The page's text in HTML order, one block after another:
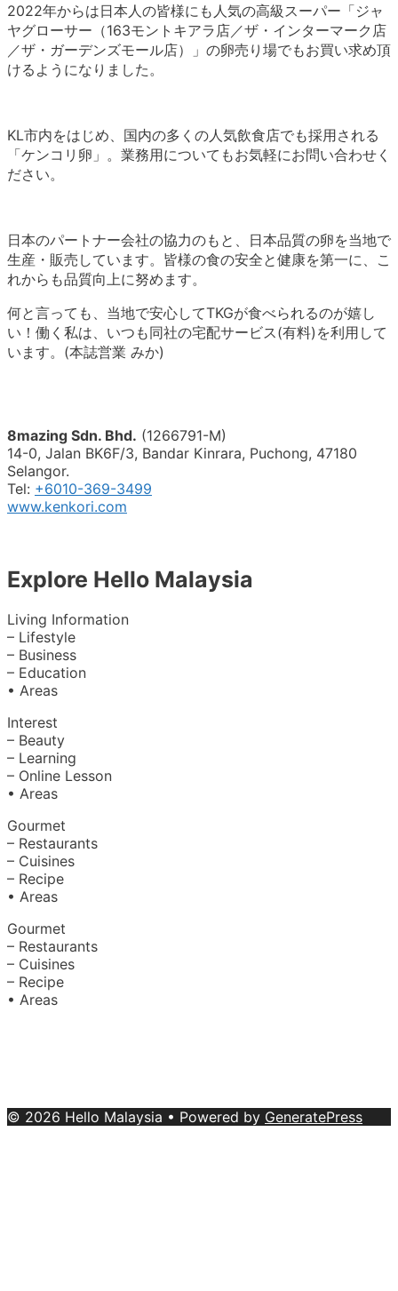
2022年からは日本人の皆様にも人気の高級スーパー「ジャ
ヤグローサー（163モントキアラ店／ザ・インターマーク店
／ザ・ガーデンズモール店）」の卵売り場でもお買い求め頂
けるようになりました。
KL市内をはじめ、国内の多くの人気飲食店でも採用される
「ケンコリ卵」。業務用についてもお気軽にお問い合わせく
ださい。
日本のパートナー会社の協力のもと、日本品質の卵を当地で
生産・販売しています。皆様の食の安全と健康を第一に、こ
れからも品質向上に努めます。
何と言っても、当地で安心してTKGが食べられるのが嬉し
い！働く私は、いつも同社の宅配サービス(有料)を利用して
います。(本誌営業 みか)
8mazing Sdn. Bhd. (1266791-M)
14-0, Jalan BK6F/3, Bandar Kinrara, Puchong, 47180
Selangor.
Tel: +6010-369-3499
www.kenkori.com
Explore Hello Malaysia
Living Information
– Lifestyle
– Business
– Education
• Areas
Interest
– Beauty
– Learning
– Online Lesson
• Areas
Gourmet
– Restaurants
– Cuisines
– Recipe
• Areas
Gourmet
– Restaurants
– Cuisines
– Recipe
• Areas
© 2026 Hello Malaysia • Powered by GeneratePress